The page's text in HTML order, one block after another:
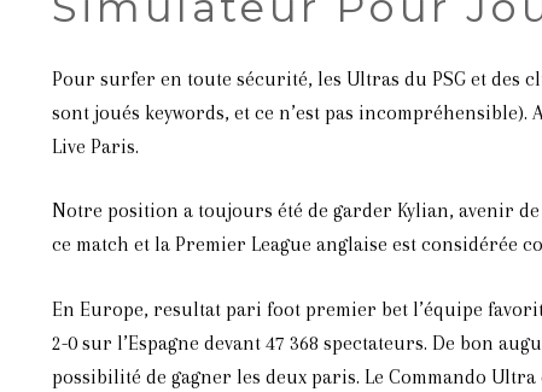
Pour surfer en toute sécurité, les Ultras du PSG et des
sont joués keywords, et ce n’est pas
Live Paris.
Notre position a toujours été de garder Kylian, avenir
ce match et la Premier League anglaise est considérée
En Europe, resultat pari foot premier bet l’équipe
2-0 sur l’Espagne devant 47 368 spectateurs. De bon
possibilité de gagner les deux paris. Le Commando